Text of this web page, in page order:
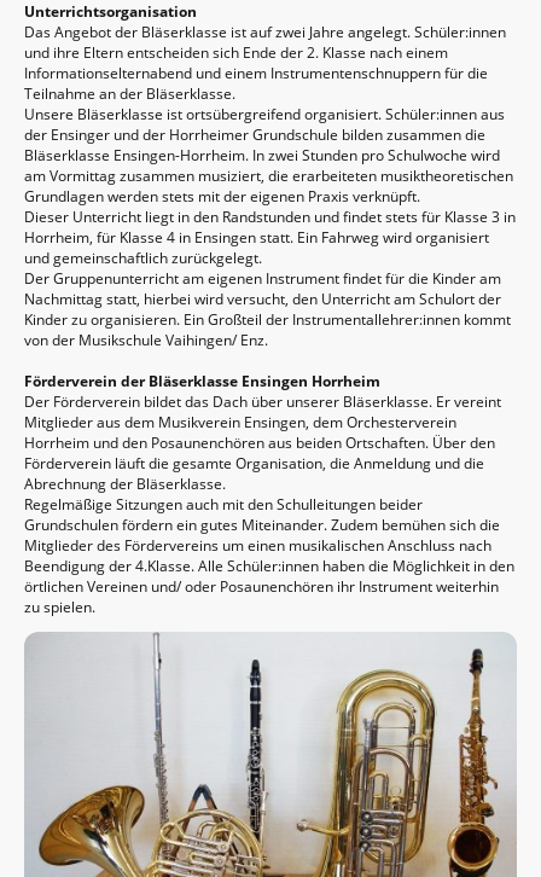
Unterrichtsorganisation
Das Angebot der Bläserklasse ist auf zwei Jahre angelegt. Schüler:innen
und ihre Eltern entscheiden sich Ende der 2. Klasse nach einem
Informationselternabend und einem Instrumentenschnuppern für die
Teilnahme an der Bläserklasse.
Unsere Bläserklasse ist ortsübergreifend organisiert. Schüler:innen aus
der Ensinger und der Horrheimer Grundschule bilden zusammen die
Bläserklasse Ensingen-Horrheim. In zwei Stunden pro Schulwoche wird
am Vormittag zusammen musiziert, die erarbeiteten musiktheoretischen
Grundlagen werden stets mit der eigenen Praxis verknüpft.
Dieser Unterricht liegt in den Randstunden und findet stets für Klasse 3 in
Horrheim, für Klasse 4 in Ensingen statt. Ein Fahrweg wird organisiert
und gemeinschaftlich zurückgelegt.
Der Gruppenunterricht am eigenen Instrument findet für die Kinder am
Nachmittag statt, hierbei wird versucht, den Unterricht am Schulort der
Kinder zu organisieren. Ein Großteil der Instrumentallehrer:innen kommt
von der Musikschule Vaihingen/ Enz.
Förderverein der Bläserklasse Ensingen Horrheim
Der Förderverein bildet das Dach über unserer Bläserklasse. Er vereint
Mitglieder aus dem Musikverein Ensingen, dem Orchesterverein
Horrheim und den Posaunenchören aus beiden Ortschaften. Über den
Förderverein läuft die gesamte Organisation, die Anmeldung und die
Abrechnung der Bläserklasse.
Regelmäßige Sitzungen auch mit den Schulleitungen beider
Grundschulen fördern ein gutes Miteinander. Zudem bemühen sich die
Mitglieder des Fördervereins um einen musikalischen Anschluss nach
Beendigung der 4.Klasse. Alle Schüler:innen haben die Möglichkeit in den
örtlichen Vereinen und/ oder Posaunenchören ihr Instrument weiterhin
zu spielen.